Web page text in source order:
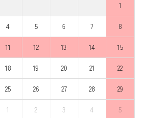
1
4 5 6 7 8
11 12 13 14 15
18 19 20 21 22
25 26 27 28 29
1 2 3 4 5